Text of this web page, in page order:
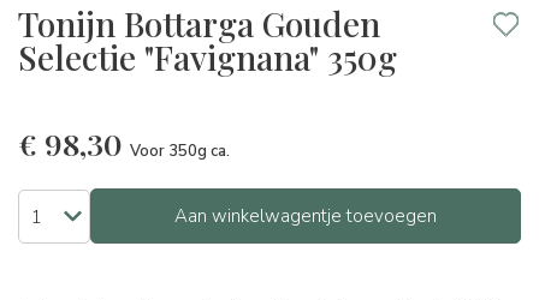
Tonijn Bottarga Gouden
Selectie "Favignana" 350g
€ 98,30 Voor 350g ca.
Aan winkelwagentje toevoegen